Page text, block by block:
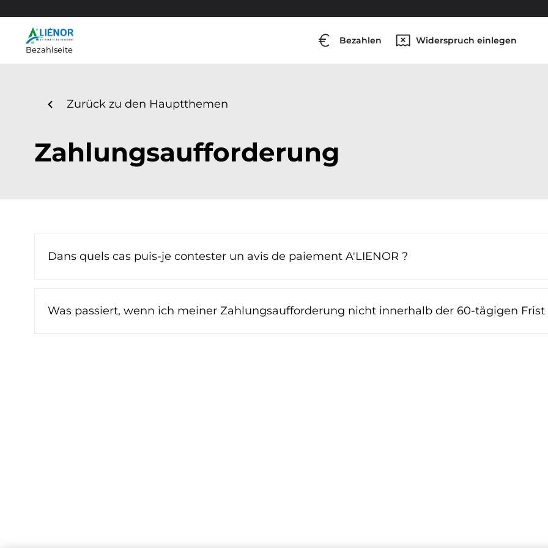
Bezahlseite
Bezahlen Widerspruch einlegen
navigate_before Zurück zu den Hauptthemen
Zahlungsaufforderung
Dans quels cas puis-je contester un avis de paiement A'LIENOR ?
Was passiert, wenn ich meiner Zahlungsaufforderung nicht innerhalb der 60-tägigen